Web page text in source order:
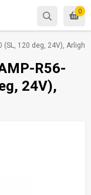
0
(SL, 120 deg, 24V),
R56-
24V),